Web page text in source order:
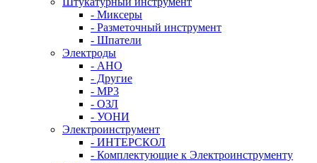
- Миксеры
- Разметочный инструмент
- Шпатели
Электроды
- АНО
- Другие
- МР3
- ОЗЛ
- УОНИ
Электроинструмент
- ИНТЕРСКОЛ
- Комплектующие к Электроинструменту